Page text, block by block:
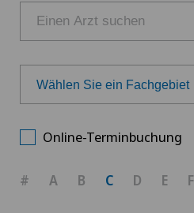
Wählen Sie ein Fachgebiet
Online-Terminbuchung
# A B C D E F